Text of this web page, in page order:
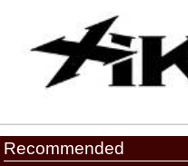
Recommended